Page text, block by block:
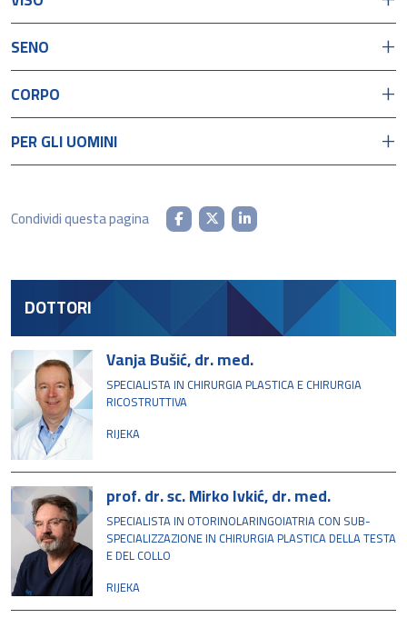
SENO
CORPO
PER GLI UOMINI
Condividi questa pagina
DOTTORI
Vanja Bušić, dr. med.
SPECIALISTA IN CHIRURGIA PLASTICA E CHIRURGIA
RICOSTRUTTIVA
RIJEKA
prof. dr. sc. Mirko Ivkić, dr. med.
SPECIALISTA IN OTORINOLARINGOIATRIA CON SUB-
SPECIALIZZAZIONE IN CHIRURGIA PLASTICA DELLA TESTA
E DEL COLLO
RIJEKA